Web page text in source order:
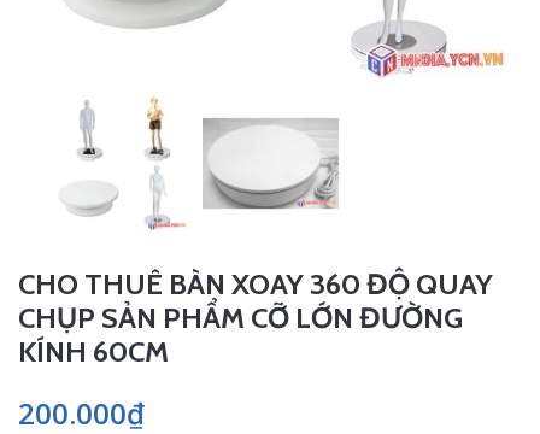
CHO THUÊ BÀN XOAY 360 ĐỘ QUAY
CHỤP SẢN PHẨM CỠ LỚN ĐƯỜNG
KÍNH 60CM
200.000₫